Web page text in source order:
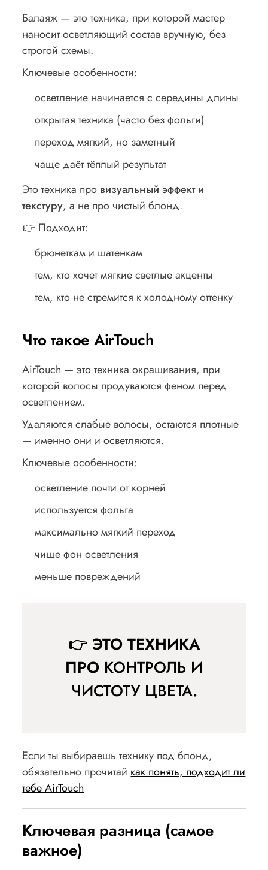
Балаяж — это техника, при которой мастер
наносит осветляющий состав вручную, без
строгой схемы.
Ключевые особенности:
осветление начинается с середины длины
открытая техника (часто без фольги)
переход мягкий, но заметный
чаще даёт тёплый результат
Это техника про визуальный эффект и
текстуру, а не про чистый блонд.
👉 Подходит:
брюнеткам и шатенкам
тем, кто хочет мягкие светлые акценты
тем, кто не стремится к холодному оттенку
Что такое AirTouch
AirTouch — это техника окрашивания, при
которой волосы продуваются феном перед
осветлением.
Удаляются слабые волосы, остаются плотные
— именно они и осветляются.
Ключевые особенности:
осветление почти от корней
используется фольга
максимально мягкий переход
чище фон осветления
меньше повреждений
👉 ЭТО ТЕХНИКА
ПРО КОНТРОЛЬ И
ЧИСТОТУ ЦВЕТА.
Если ты выбираешь технику под блонд,
обязательно прочитай как понять, подходит ли
тебе AirTouch
Ключевая разница (самое
важное)